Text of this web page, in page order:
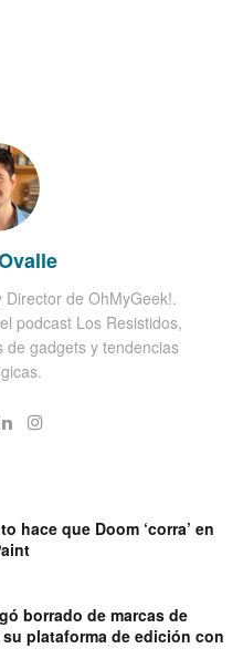
de OhMyGeek!.
podcast Los Resistidos,
de gadgets y tendencias
hace que Doom ‘corra’ en
borrado de marcas de
plataforma de edición con